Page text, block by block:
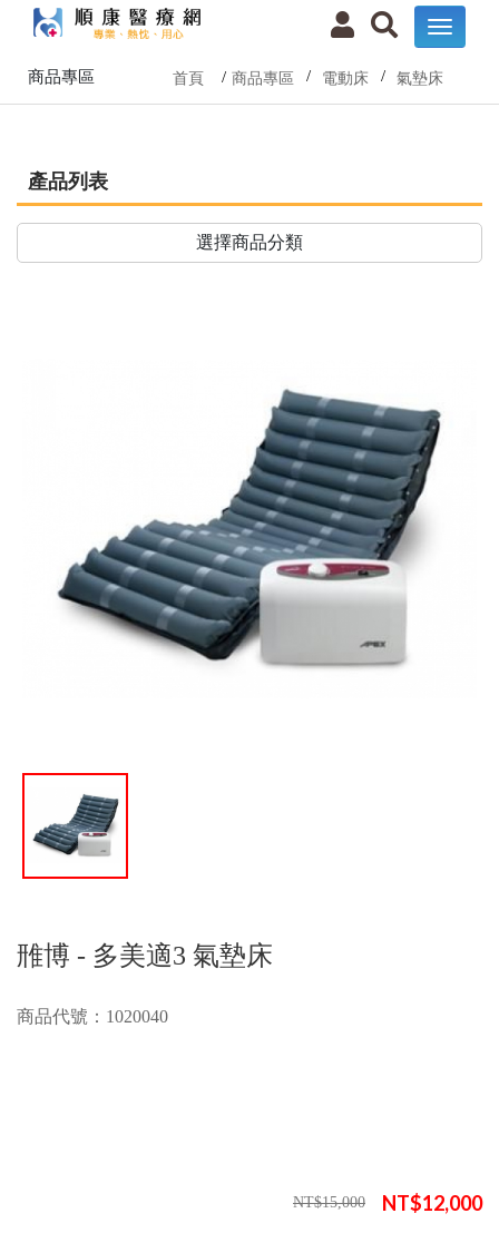
商品專區 首頁 商品專區 電動床 氣墊床
產品列表
選擇商品分類
雃博 - 多美適3 氣墊床
商品代號：1020040
NT$15,000 NT$12,000